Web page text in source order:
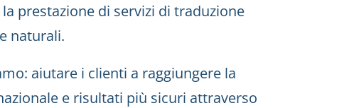
prestazione di servizi di traduzione
naturali.
aiutare i clienti a raggiungere la
e risultati più sicuri attraverso